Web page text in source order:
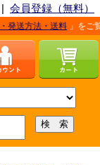
| 会員登録（無料）
」をご覧ください。 ※